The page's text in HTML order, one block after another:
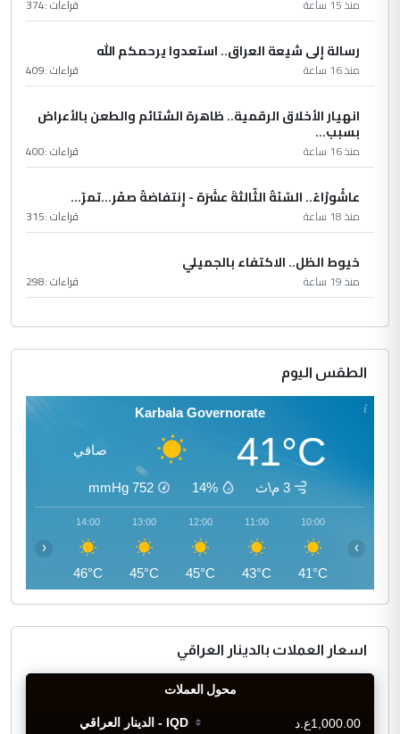
منذ 15 ساعة قراءات :374
رسالة إلى شيعة العراق.. استعدوا يرحمكم الله
منذ 16 ساعة قراءات :409
انهيار الأخلاق الرقمية.. ظاهرة الشتائم والطعن بالأعراض
بسبب...
منذ 16 ساعة قراءات :400
عاشُورْاءُ.. السّنَةُ الثّالثةَ عشَرَة - إِنتفاضةُ صفَر…تمرّ...
منذ 18 ساعة قراءات :315
خيوط الظل.. الاكتفاء بالجميلي
منذ 19 ساعة قراءات :298
الطقس اليوم
Karbala Governorate
41°C صافي
3 م\ث 14%
752
mmHg
10:00
41°C
11:00
43°C
12:00
45°C
13:00
45°C
14:00
46°C
‹ ›
اسعار العملات بالدينار العراقي